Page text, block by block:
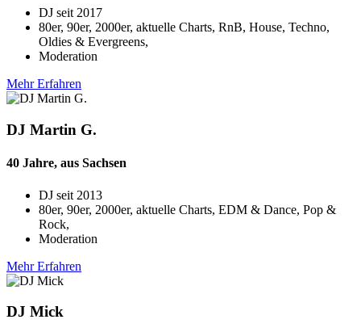
DJ seit 2017
80er, 90er, 2000er, aktuelle Charts, RnB, House, Techno,
Oldies & Evergreens,
Moderation
Mehr Erfahren
DJ Martin G.
40 Jahre, aus Sachsen
DJ seit 2013
80er, 90er, 2000er, aktuelle Charts, EDM & Dance, Pop &
Rock,
Moderation
Mehr Erfahren
DJ Mick